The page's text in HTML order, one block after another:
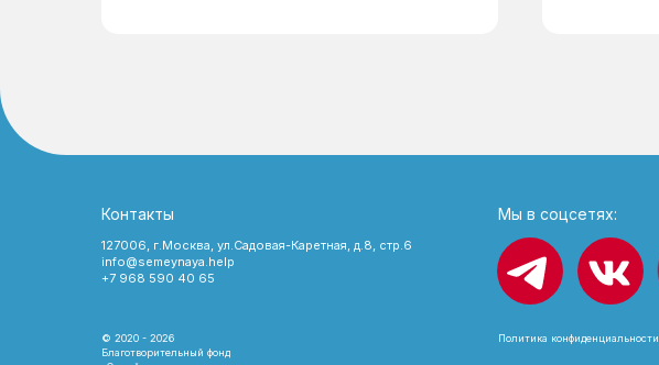
Политика конфиденциальности
© 2020 - 2026
Благотворительный фонд
127006, г.Москва, ул.Садовая-Каретная, д.8, стр.6
info@semeynaya.help
+7 968 590 40 65
Контакты Мы в соцсетях: